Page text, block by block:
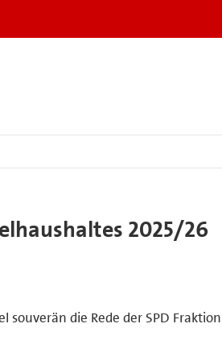
2025/26
souverän die Rede der SPD